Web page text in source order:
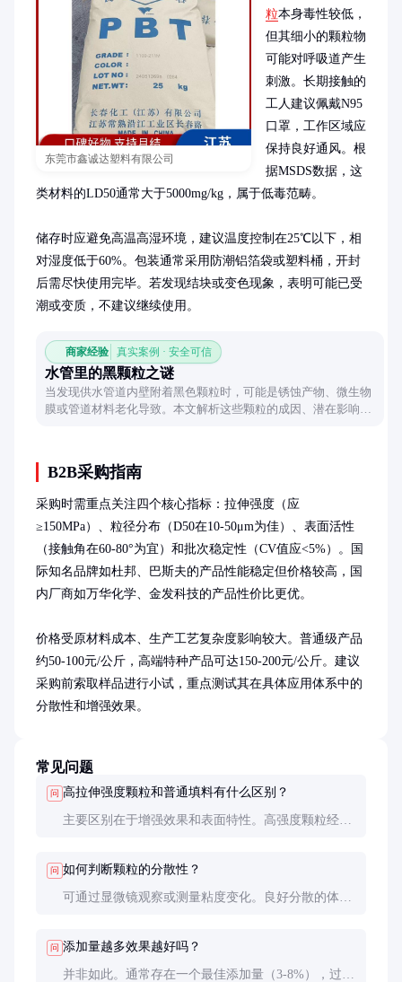
东莞市鑫诚达塑料有限公司
粒本身毒性较低，
但其细小的颗粒物
可能对呼吸道产生
刺激。长期接触的
工人建议佩戴N95
口罩，工作区域应
保持良好通风。根
据MSDS数据，这
类材料的LD50通常大于5000mg/kg，属于低毒范畴。
储存时应避免高温高湿环境，建议温度控制在25℃以下，相
对湿度低于60%。包装通常采用防潮铝箔袋或塑料桶，开封
后需尽快使用完毕。若发现结块或变色现象，表明可能已受
潮或变质，不建议继续使用。
商家经验 真实案例 · 安全可信
水管里的黑颗粒之谜
当发现供水管道内壁附着黑色颗粒时，可能是锈蚀产物、微生物
膜或管道材料老化导致。本文解析这些颗粒的成因、潜在影响及
B2B采购指南
采购时需重点关注四个核心指标：拉伸强度（应
≥150MPa）、粒径分布（D50在10-50μm为佳）、表面活性
（接触角在60-80°为宜）和批次稳定性（CV值应<5%）。国
际知名品牌如杜邦、巴斯夫的产品性能稳定但价格较高，国
内厂商如万华化学、金发科技的产品性价比更优。
价格受原材料成本、生产工艺复杂度影响较大。普通级产品
约50-100元/公斤，高端特种产品可达150-200元/公斤。建议
采购前索取样品进行小试，重点测试其在具体应用体系中的
分散性和增强效果。
常见问题
问 高拉伸强度颗粒和普通填料有什么区别？
主要区别在于增强效果和表面特性。高强度颗粒经过
问 如何判断颗粒的分散性？
可通过显微镜观察或测量粘度变化。良好分散的体系
均匀。
问 添加量越多效果越好吗？
并非如此。通常存在一个最佳添加量（3-8%），过量